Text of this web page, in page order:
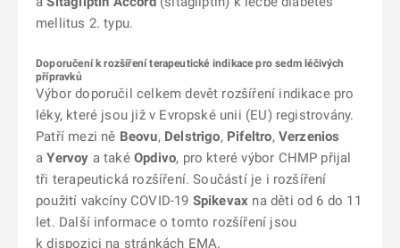
mellitus 2. typu.
Doporučení k rozšíření terapeutické indikace pro sedm léčivých
přípravků
Výbor doporučil celkem devět rozšíření indikace pro
léky, které jsou již v Evropské unii (EU) registrovány.
Patří mezi ně Beovu, Delstrigo, Pifeltro, Verzenios
aYervoy a také Opdivo, pro které výbor CHMP přijal
tři terapeutická rozšíření. Součástí je i rozšíření
použití vakcíny COVID-19 Spikevax na děti od 6 do 11
let. Další informace o tomto rozšíření jsou
k dispozici na stránkách EMA.